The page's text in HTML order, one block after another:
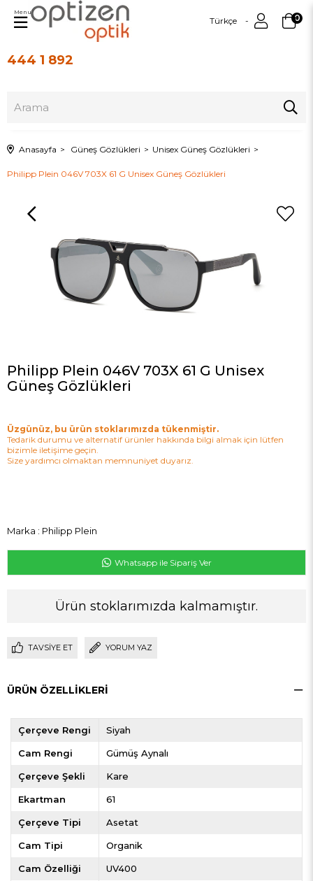
444 1 892
Türkçe 0
Menu
Anasayfa Güneş Gözlükleri Unisex Güneş Gözlükleri
Philipp Plein 046V 703X 61 G Unisex Güneş Gözlükleri
Philipp Plein 046V 703X 61 G Unisex
Güneş Gözlükleri
Üzgünüz, bu ürün stoklarımızda tükenmiştir.
Tedarik durumu ve alternatif ürünler hakkında bilgi almak için lütfen
bizimle iletişime geçin.
Size yardımcı olmaktan memnuniyet duyarız.
Marka : Philipp Plein
Whatsapp ile Sipariş Ver
Ürün stoklarımızda kalmamıştır.
TAVSIYE ET YORUM YAZ
ÜRÜN ÖZELLIKLERI
Çerçeve Rengi Siyah
Cam Rengi Gümüş Aynalı
Çerçeve Şekli Kare
Ekartman 61
Çerçeve Tipi Asetat
Cam Tipi Organik
Cam Özelliği UV400